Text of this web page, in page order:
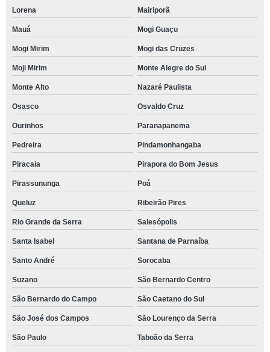
Lorena Mairiporã
Mauá Mogi Guaçu
Mogi Mirim Mogi das Cruzes
Moji Mirim Monte Alegre do Sul
Monte Alto Nazaré Paulista
Osasco Osvaldo Cruz
Ourinhos Paranapanema
Pedreira Pindamonhangaba
Piracaia Pirapora do Bom Jesus
Pirassununga Poá
Queluz Ribeirão Pires
Rio Grande da Serra Salesópolis
Santa Isabel Santana de Parnaíba
Santo André Sorocaba
Suzano São Bernardo Centro
São Bernardo do Campo São Caetano do Sul
São José dos Campos São Lourenço da Serra
São Paulo Taboão da Serra